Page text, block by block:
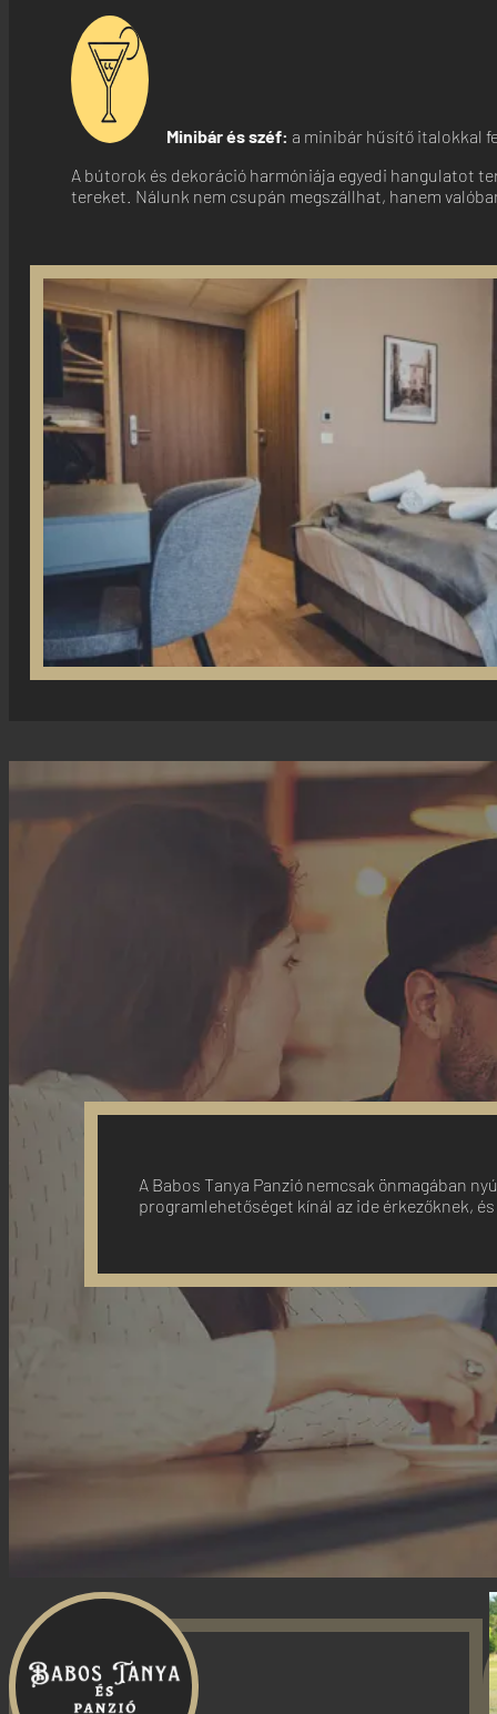
Minibár és széf: a minibár hűsítő italokkal
A bútorok és dekoráció harmóniája egyedi hangulatot
tereket. Nálunk nem csupán megszállhat, hanem
A Babos Tanya Panzió nemcsak önmagában
programlehetőséget kínál az ide érkezőknek,